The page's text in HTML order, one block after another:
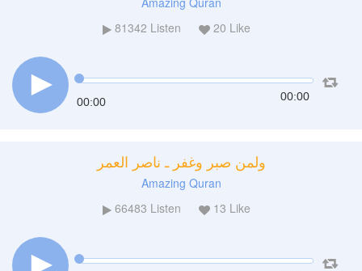
81342 Listen 20 Like
00:00 00:00
ولمن صبر وغفر ـ ناصر العمر
Amazing Quran
66483 Listen 13 Like